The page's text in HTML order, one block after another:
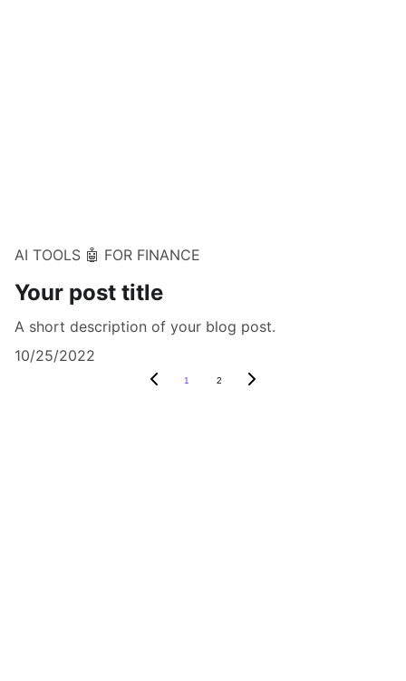
AI TOOLS 🤖 FOR FINANCE
Your post title
A short description of your blog post.
10/25/2022
1 2